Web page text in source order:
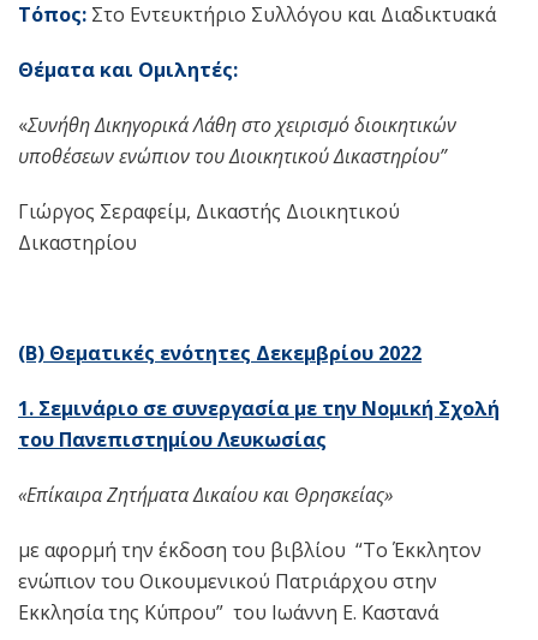
Τόπος: Στο Εντευκτήριο Συλλόγου και Διαδικτυακά
Θέματα και Ομιλητές:
«Συνήθη Δικηγορικά Λάθη στο χειρισμό διοικητικών
υποθέσεων ενώπιον του Διοικητικού Δικαστηρίου”
Γιώργος Σεραφείμ, Δικαστής Διοικητικού
Δικαστηρίου
(Β) Θεματικές ενότητες Δεκεμβρίου 2022
1. Σεμινάριο σε συνεργασία με την Νομική Σχολή
του Πανεπιστημίου Λευκωσίας
«Επίκαιρα Ζητήματα Δικαίου και Θρησκείας»
με αφορμή την έκδοση του βιβλίου “Το Έκκλητον
ενώπιον του Οικουμενικού Πατριάρχου στην
Εκκλησία της Κύπρου” του Ιωάννη Ε. Καστανά